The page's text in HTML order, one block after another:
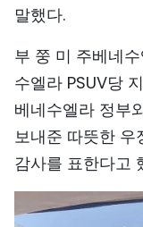
말했다.
부 쭝 미 주베네
수엘라 PSUV당
베네수엘라 정부
보내준 따뜻한 우
감사를 표한다고